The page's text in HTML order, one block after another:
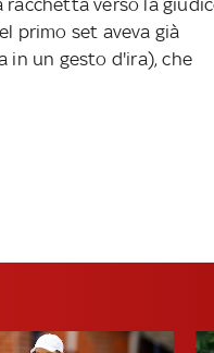
primo set aveva già
in un gesto d'ira), che